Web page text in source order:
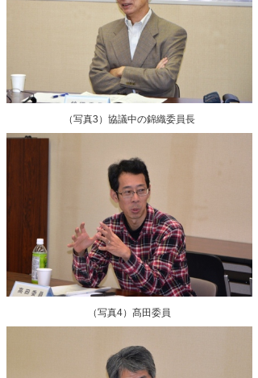
（写真3）協議中の錦織委員長
（写真4）髙田委員